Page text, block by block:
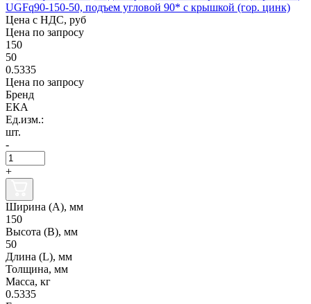
UGFq90-150-50, подъем угловой 90* с крышкой (гор. цинк)
Цена с НДС, руб
Цена по запросу
150
50
0.5335
Цена по запросу
Бренд
ЕКА
Ед.изм.:
шт.
-
+
Ширина (А), мм
150
Высота (В), мм
50
Длина (L), мм
Толщина, мм
Масса, кг
0.5335